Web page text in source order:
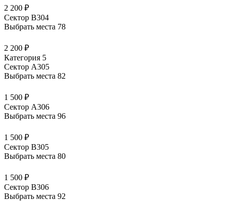
2 200 ₽
Сектор В304
Выбрать места 78
2 200 ₽
Категория 5
Сектор А305
Выбрать места 82
1 500 ₽
Сектор А306
Выбрать места 96
1 500 ₽
Сектор В305
Выбрать места 80
1 500 ₽
Сектор В306
Выбрать места 92